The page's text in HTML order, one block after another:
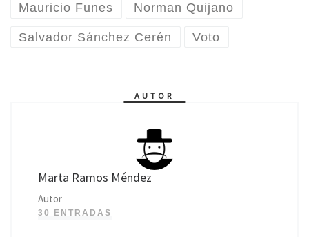
Mauricio Funes Norman Quijano
Salvador Sánchez Cerén Voto
AUTOR
Marta Ramos Méndez
Autor
30 ENTRADAS